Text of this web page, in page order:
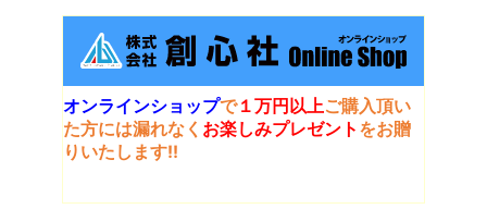
オンラインショップで１万円以上ご購入頂い
た方には漏れなく お楽しみプレゼント をお贈
りいたします!!